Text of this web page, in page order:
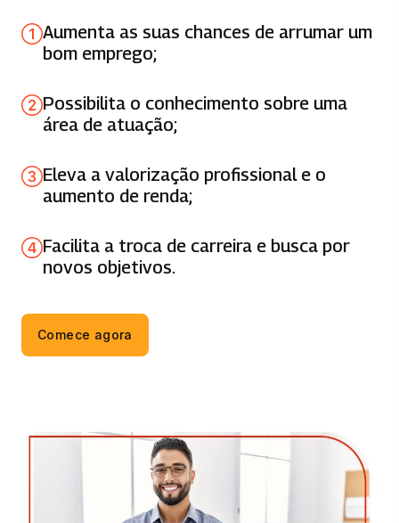
LOGÍSTICOS
66 horas
GERENCIAMENTO DE PROJETOS
83 horas
GESTÃO INTEGRADA DE OPERAÇÕES
66 horas
LEGISLAÇÃO ADUANEIRA
66 horas
GERENCIAMENTO DE AQUISICOES E
ESTOQUE
66 horas
MOBILIDADE E SISTEMAS DE
TRANSPORTES
Aumenta as suas chances de arrumar um
bom emprego;
Possibilita o conhecimento sobre uma
área de atuação;
Eleva a valorização profissional e o
aumento de renda;
Facilita a troca de carreira e busca por
novos objetivos.
Comece agora